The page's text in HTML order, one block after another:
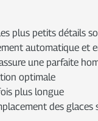
plus petits détails
automatique et
une parfaite
optimale
plus longue
des glaces